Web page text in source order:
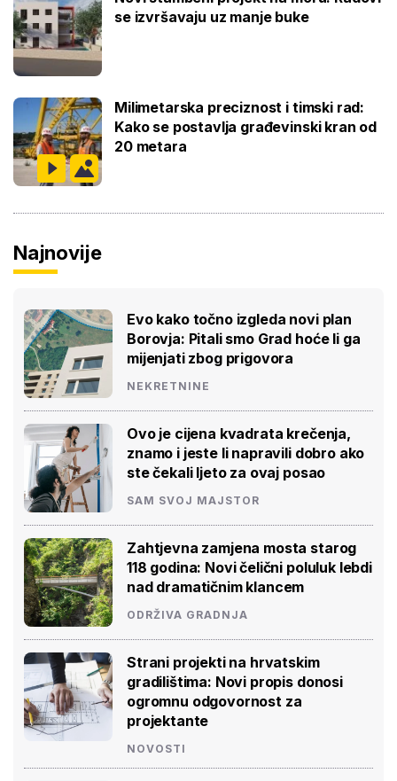
se izvršavaju uz manje buke
Milimetarska preciznost i timski rad:
Kako se postavlja građevinski kran od
20 metara
Najnovije
Evo kako točno izgleda novi plan
Borovja: Pitali smo Grad hoće li ga
mijenjati zbog prigovora
NEKRETNINE
Ovo je cijena kvadrata krečenja,
znamo i jeste li napravili dobro ako
ste čekali ljeto za ovaj posao
SAM SVOJ MAJSTOR
Zahtjevna zamjena mosta starog
118 godina: Novi čelični poluluk lebdi
nad dramatičnim klancem
ODRŽIVA GRADNJA
Strani projekti na hrvatskim
gradilištima: Novi propis donosi
ogromnu odgovornost za
projektante
NOVOSTI